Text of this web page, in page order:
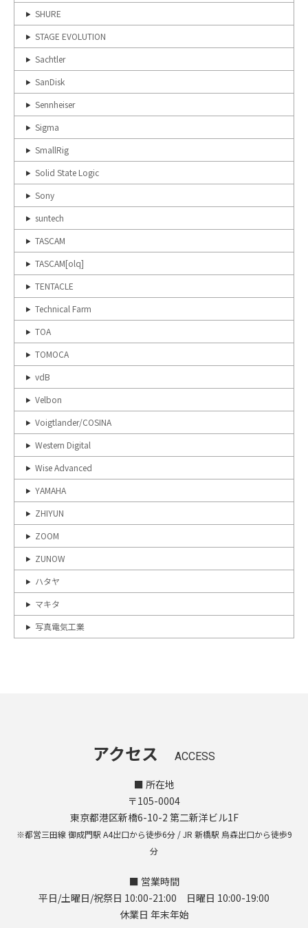
SHURE
STAGE EVOLUTION
Sachtler
SanDisk
Sennheiser
Sigma
SmallRig
Solid State Logic
Sony
suntech
TASCAM
TASCAM[olq]
TENTACLE
Technical Farm
TOA
TOMOCA
vdB
Velbon
Voigtlander/COSINA
Western Digital
Wise Advanced
YAMAHA
ZHIYUN
ZOOM
ZUNOW
ハタヤ
マキタ
写真電気工業
アクセス ACCESS
■ 所在地
〒105-0004
東京都港区新橋6-10-2 第二新洋ビル1F
※都営三田線 御成門駅 A4出口から徒歩6分 / JR 新橋駅 烏森出口から徒歩9
分
■ 営業時間
平日/土曜日/祝祭日 10:00-21:00 日曜日 10:00-19:00
休業日 年末年始